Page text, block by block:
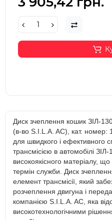
Диск зчеплення кошик ЗІЛ-
(в-во S.I.L.A. AC), кат.
для швидкого і ефективного
трансмісією в автомобілі
високоякісного матеріалу,
термін служби. Диск
елемент трансмісії, який
розчеплення двигуна і
компанією S.I.L.A. AC, яка
високотехнологічними